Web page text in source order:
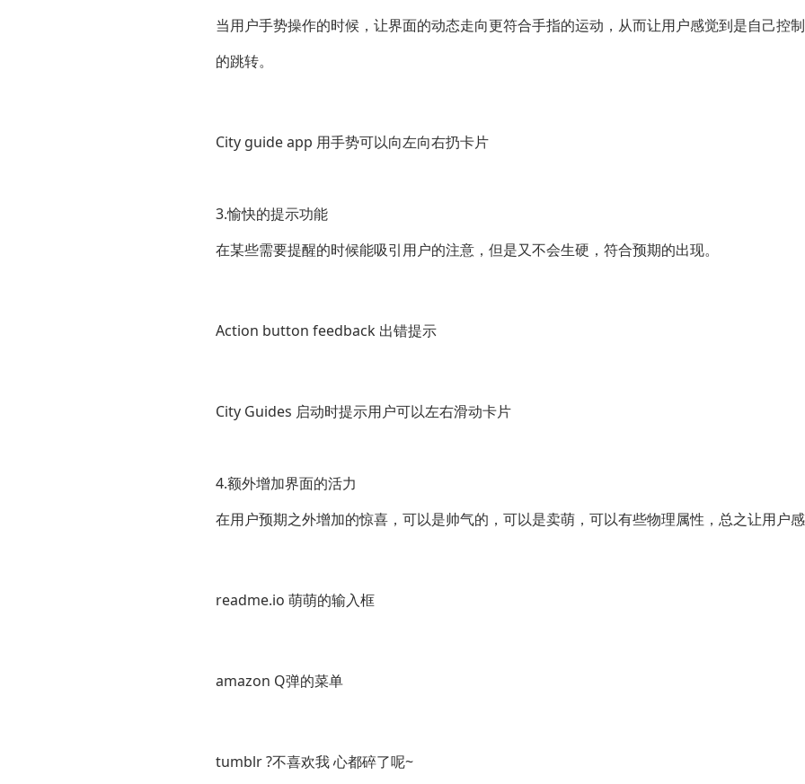
当用户手势操作的时候，让界面的动态走向更符合手指的运动，从而让用户感觉到是自己控
的跳转。
City guide app 用手势可以向左向右扔卡片
3.愉快的提示功能
在某些需要提醒的时候能吸引用户的注意，但是又不会生硬，符合预期的出现。
Action button feedback 出错提示
City Guides 启动时提示用户可以左右滑动卡片
4.额外增加界面的活力
在用户预期之外增加的惊喜，可以是帅气的，可以是卖萌，可以有些物理属性，总之让用户感
readme.io 萌萌的输入框
amazon Q弹的菜单
tumblr ?不喜欢我 心都碎了呢~